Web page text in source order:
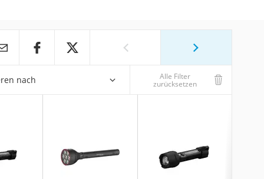
nach Alle Filter
zurücksetzen